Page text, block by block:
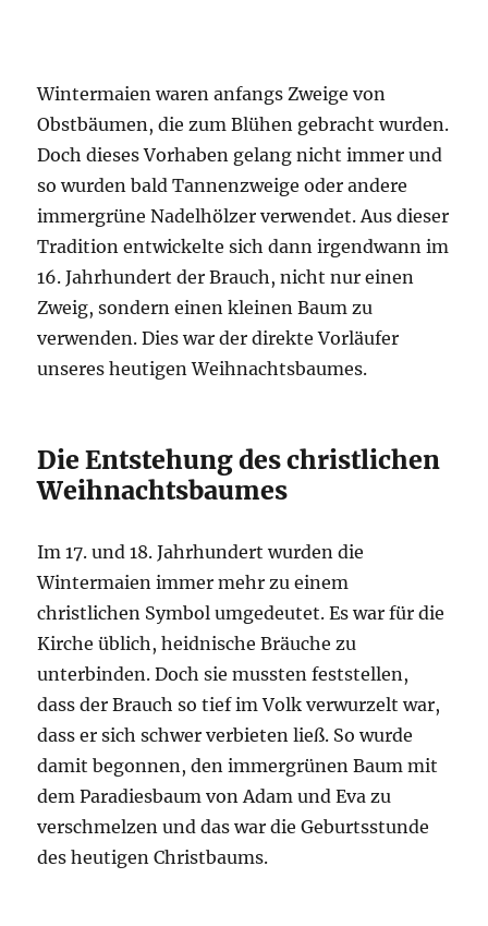
Wintermaien waren anfangs Zweige von
Obstbäumen, die zum Blühen gebracht wurden.
Doch dieses Vorhaben gelang nicht immer und
so wurden bald Tannenzweige oder andere
immergrüne Nadelhölzer verwendet. Aus dieser
Tradition entwickelte sich dann irgendwann im
16. Jahrhundert der Brauch, nicht nur einen
Zweig, sondern einen kleinen Baum zu
verwenden. Dies war der direkte Vorläufer
unseres heutigen Weihnachtsbaumes.
Die Entstehung des christlichen
Weihnachtsbaumes
Im 17. und 18. Jahrhundert wurden die
Wintermaien immer mehr zu einem
christlichen Symbol umgedeutet. Es war für die
Kirche üblich, heidnische Bräuche zu
unterbinden. Doch sie mussten feststellen,
dass der Brauch so tief im Volk verwurzelt war,
dass er sich schwer verbieten ließ. So wurde
damit begonnen, den immergrünen Baum mit
dem Paradiesbaum von Adam und Eva zu
verschmelzen und das war die Geburtsstunde
des heutigen Christbaums.